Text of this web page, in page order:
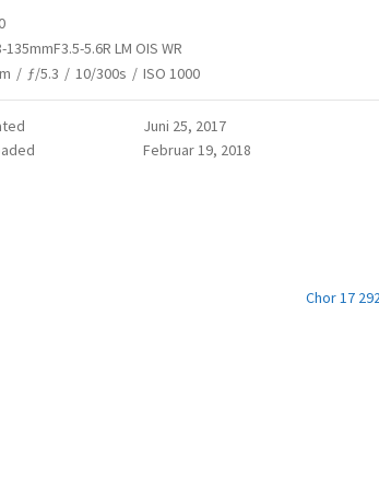
135mmF3.5-5.6R LM OIS WR
/ ƒ/5.3 / 10/300s / ISO 1000
Juni 25, 2017
Februar 19, 2018
Chor 17